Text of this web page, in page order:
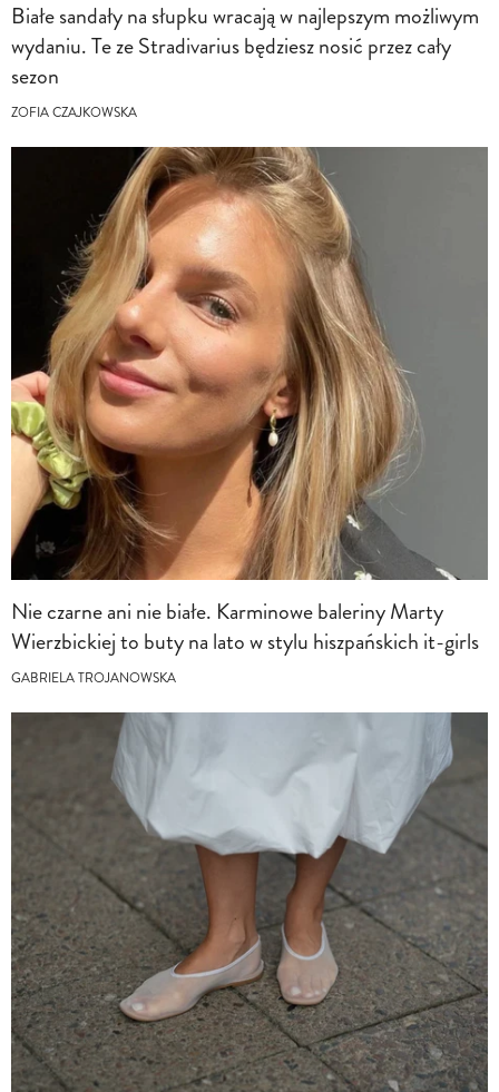
Białe sandały na słupku wracają w najlepszym możliwym
wydaniu. Te ze Stradivarius będziesz nosić przez cały
sezon
ZOFIA CZAJKOWSKA
Nie czarne ani nie białe. Karminowe baleriny Marty
Wierzbickiej to buty na lato w stylu hiszpańskich it-girls
GABRIELA TROJANOWSKA